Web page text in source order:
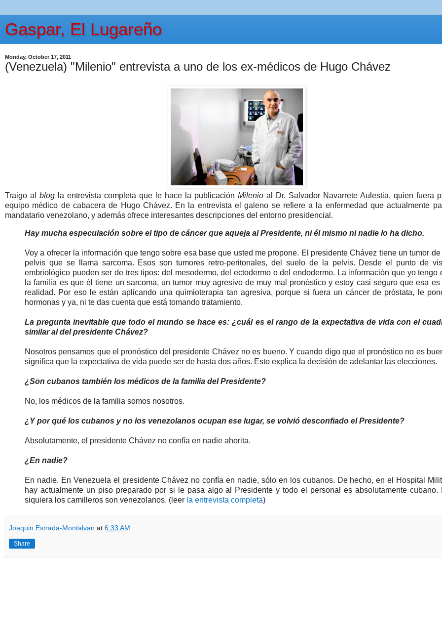
Gaspar, El Lugareño
Monday, October 17, 2011
(Venezuela) "Milenio" entrevista a uno de los ex-médicos de Hugo Chávez
Traigo al blog la entrevista completa que le hace la publicación Milenio al Dr. Salvador Navarrete Aulestia, quien fuera
equipo médico de cabacera de Hugo Chávez. En la entrevista el galeno se refiere a la enfermedad que actualmente
mandatario venezolano, y además ofrece interesantes descripciones del entorno presidencial.
Hay mucha especulación sobre el tipo de cáncer que aqueja al Presidente, ni él mismo ni nadie lo ha dicho.
Voy a ofrecer la información que tengo sobre esa base que usted me propone. El presidente Chávez tiene un tumor de
pelvis que se llama sarcoma. Esos son tumores retro-peritonales, del suelo de la pelvis. Desde el punto de
embriológico pueden ser de tres tipos: del mesodermo, del ectodermo o del endodermo. La información que yo tengo
la familia es que él tiene un sarcoma, un tumor muy agresivo de muy mal pronóstico y estoy casi seguro que esa es
realidad. Por eso le están aplicando una quimioterapia tan agresiva, porque si fuera un cáncer de próstata, le
hormonas y ya, ni te das cuenta que está tomando tratamiento.
La pregunta inevitable que todo el mundo se hace es: ¿cuál es el rango de la expectativa de vida con el
similar al del presidente Chávez?
Nosotros pensamos que el pronóstico del presidente Chávez no es bueno. Y cuando digo que el pronóstico no es
significa que la expectativa de vida puede ser de hasta dos años. Esto explica la decisión de adelantar las elecciones.
¿Son cubanos también los médicos de la familia del Presidente?
No, los médicos de la familia somos nosotros.
¿Y por qué los cubanos y no los venezolanos ocupan ese lugar, se volvió desconfiado el Presidente?
Absolutamente, el presidente Chávez no confía en nadie ahorita.
¿En nadie?
En nadie. En Venezuela el presidente Chávez no confía en nadie, sólo en los cubanos. De hecho, en el Hospital
hay actualmente un piso preparado por si le pasa algo al Presidente y todo el personal es absolutamente cubano.
siquiera los camilleros son venezolanos. (leer la entrevista completa)
Joaquin Estrada-Montalvan at 6:33 AM
Share